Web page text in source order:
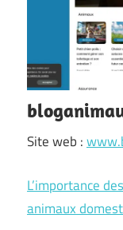
Site web :
L’importance
animaux